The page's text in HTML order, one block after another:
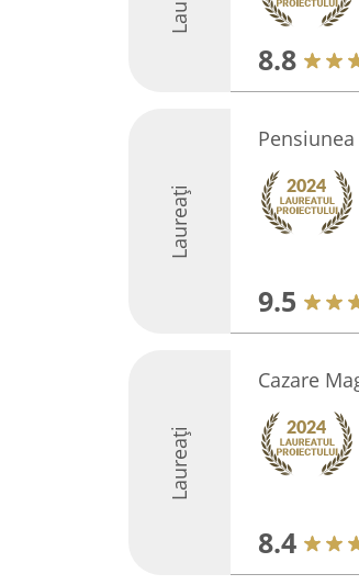
8.8
Laureați
9.5
Laureați
Cazare
8.4